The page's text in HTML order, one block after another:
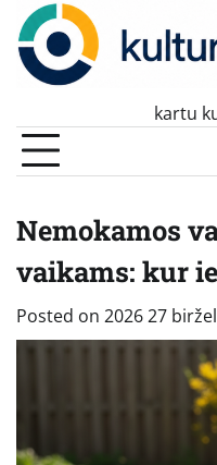
Skip
content
kartu
Nemokamos
vaikams: kur
Posted on 2026 27